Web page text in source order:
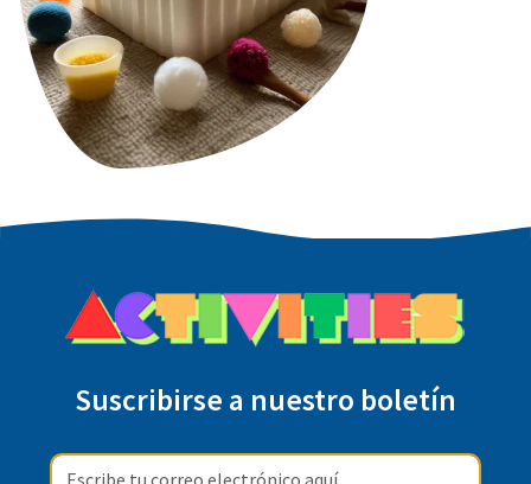
Suscribirse a nuestro boletín